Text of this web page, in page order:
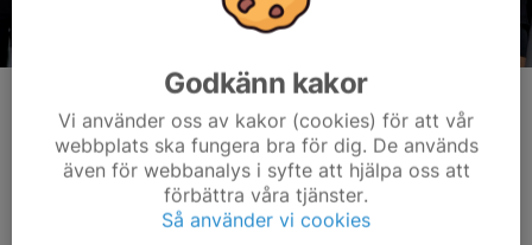
Godkänn kakor
Vi använder oss av kakor (cookies) för att vår
webbplats ska fungera bra för dig. De används
även för webbanalys i syfte att hjälpa oss att
förbättra våra tjänster.
Så använder vi cookies